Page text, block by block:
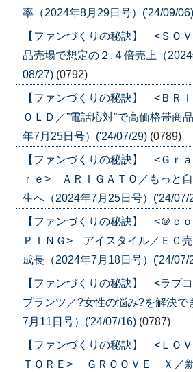
率（2024年8月29日号）('24/09/06)
【ファンづくりの秘訣】 <ＳＯ
品売場で想定の２.４倍売上（
08/27) (0792)
【ファンづくりの秘訣】 <ＢＲ
ＯＬＤ／”電話応対”で高価格帯商
年7月25日号）('24/07/29) (0789)
【ファンづくりの秘訣】 <Ｇｒ
ｒｅ> ＡＲＩＧＡＴＯ／もっと
生へ（2024年7月25日号）('24/07/
【ファンづくりの秘訣】 <＠ｃ
ＰＩＮＧ> アイスタイル／ＥＣ
成長（2024年7月18日号）('24/07/
【ファンづくりの秘訣】 <ラブ
プランツ／?女性の悩み?を解決で
7月11日号）('24/07/16) (0787)
【ファンづくりの秘訣】 <Ｌ
ＴＯＲＥ> ＧＲＯＯＶＥ Ｘ／